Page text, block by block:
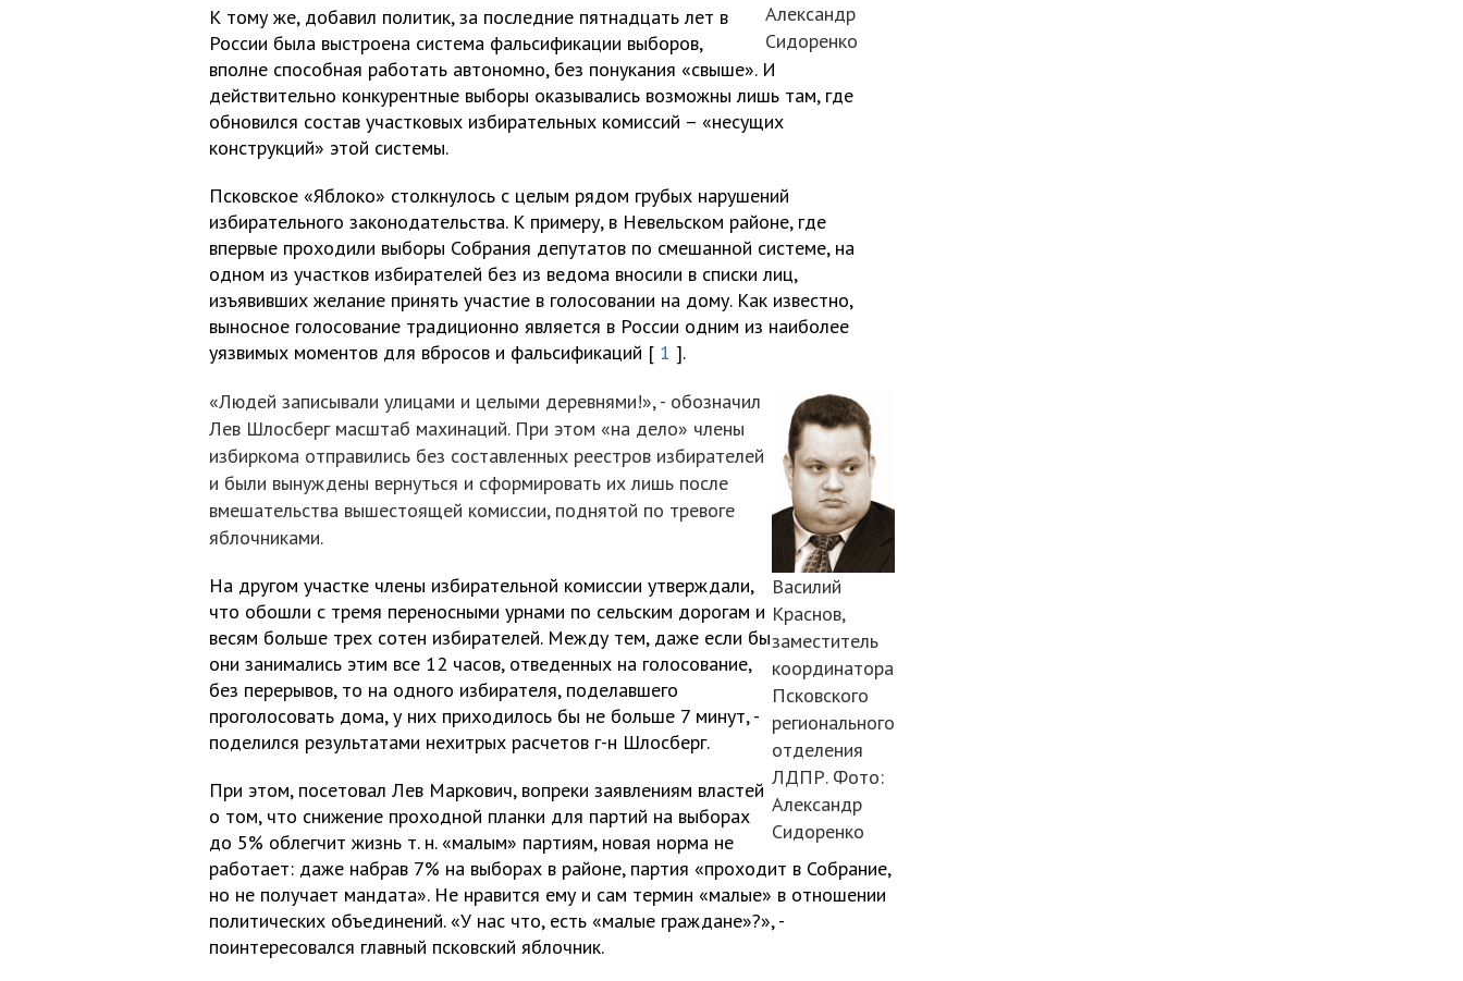
Александр
Сидоренко
К тому же, добавил политик, за последние пятнадцать лет в
России была выстроена система фальсификации выборов,
вполне способная работать автономно, без понукания «свыше». И
действительно конкурентные выборы оказывались возможны лишь там, где
обновился состав участковых избирательных комиссий – «несущих
конструкций» этой системы.
Псковское «Яблоко» столкнулось с целым рядом грубых нарушений
избирательного законодательства. К примеру, в Невельском районе, где
впервые проходили выборы Собрания депутатов по смешанной системе, на
одном из участков избирателей без из ведома вносили в списки лиц,
изъявивших желание принять участие в голосовании на дому. Как известно,
выносное голосование традиционно является в России одним из наиболее
уязвимых моментов для вбросов и фальсификаций [ 1 ].
Василий
Краснов,
заместитель
координатора
Псковского
регионального
отделения
ЛДПР. Фото:
Александр
Сидоренко
«Людей записывали улицами и целыми деревнями!», - обозначил
Лев Шлосберг масштаб махинаций. При этом «на дело» члены
избиркома отправились без составленных реестров избирателей
и были вынуждены вернуться и сформировать их лишь после
вмешательства вышестоящей комиссии, поднятой по тревоге
яблочниками.
На другом участке члены избирательной комиссии утверждали,
что обошли с тремя переносными урнами по сельским дорогам и
весям больше трех сотен избирателей. Между тем, даже если бы
они занимались этим все 12 часов, отведенных на голосование,
без перерывов, то на одного избирателя, поделавшего
проголосовать дома, у них приходилось бы не больше 7 минут, -
поделился результатами нехитрых расчетов г-н Шлосберг.
При этом, посетовал Лев Маркович, вопреки заявлениям властей
о том, что снижение проходной планки для партий на выборах
до 5% облегчит жизнь т. н. «малым» партиям, новая норма не
работает: даже набрав 7% на выборах в районе, партия «проходит в Собрание,
но не получает мандата». Не нравится ему и сам термин «малые» в отношении
политических объединений. «У нас что, есть «малые граждане»?», -
поинтересовался главный псковский яблочник.